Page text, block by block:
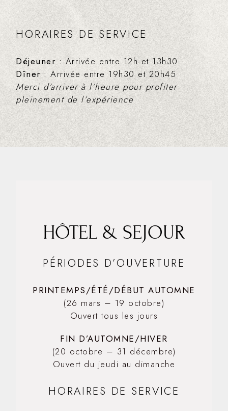
HORAIRES DE SERVICE
Déjeuner : Arrivée entre 12h et 13h30
Dîner : Arrivée entre 19h30 et 20h45
Merci d’arriver à l’heure pour profiter
pleinement de l’expérience
HÔTEL & SEJOUR
PÉRIODES D’OUVERTURE
PRINTEMPS/ÉTÉ/DÉBUT AUTOMNE
(26 mars – 19 octobre)
Ouvert tous les jours
FIN D’AUTOMNE/HIVER
(20 octobre – 31 décembre)
Ouvert du jeudi au dimanche
HORAIRES DE SERVICE